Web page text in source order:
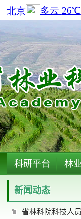
科研平台 林
新闻动态
省林科院科技人